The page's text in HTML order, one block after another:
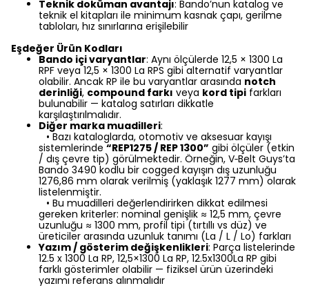
Teknik doküman avantajı: Bando’nun katalog ve
teknik el kitapları ile minimum kasnak çapı, gerilme
tabloları, hız sınırlarına erişilebilir
Eşdeğer Ürün Kodları
Bando içi varyantlar: Aynı ölçülerde 12,5 × 1300 La
RPF veya 12,5 × 1300 La RPS gibi alternatif varyantlar
olabilir. Ancak RP ile bu varyantlar arasında notch
derinliği, compound farkı veya kord tipi farkları
bulunabilir — katalog satırları dikkatle
karşılaştırılmalıdır.
Diğer marka muadilleri:
• Bazı kataloglarda, otomotiv ve aksesuar kayışı
sistemlerinde “REP1275 / REP 1300” gibi ölçüler (etkin
/ dış çevre tip) görülmektedir. Örneğin, V‑Belt Guys’ta
Bando 3490 kodlu bir cogged kayışın dış uzunluğu
1276,86 mm olarak verilmiş (yaklaşık 1277 mm) olarak
listelenmiştir.
• Bu muadilleri değerlendirirken dikkat edilmesi
gereken kriterler: nominal genişlik ≈ 12,5 mm, çevre
uzunluğu ≈ 1300 mm, profil tipi (tırtıllı vs düz) ve
üreticiler arasında uzunluk tanımı (La / L / Lo) farkları
Yazım / gösterim değişkenlikleri: Parça listelerinde
12.5 x 1300 La RP, 12,5×1300 La RP, 12.5x1300La RP gibi
farklı gösterimler olabilir — fiziksel ürün üzerindeki
yazımı referans alınmalıdır